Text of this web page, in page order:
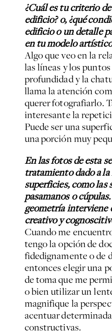
¿Cuál es tu criterio
edificio? o, ¿qué
edificio o un detalle
en tu modelo
Algo que veo en la
las líneas y los
profundidad y la
llama la atención
querer fotografiarlo.
interesante la
Puede ser una
una porción muy
En las fotos de esta
tratamiento dado a
superficies, como las
pasamanos o
geometría interviene
creativo y
Cuando me
tengo la opción de
fidedignamente o de
entonces elegir una
de toma que me
o bien utilizar un
magnifique la
acentuar
constructivas.